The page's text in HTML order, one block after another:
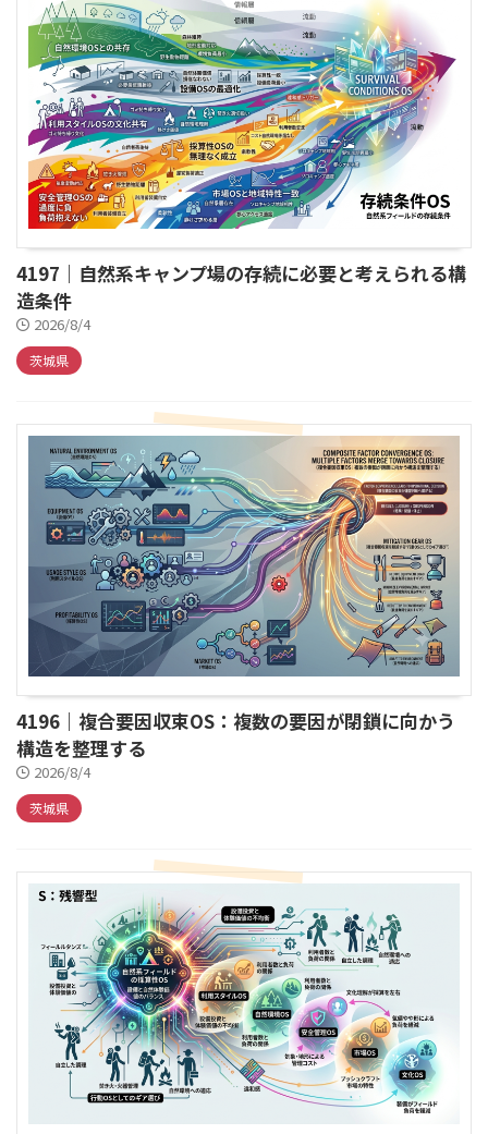
4197｜自然系キャンプ場の存続に必要と考えられる構
造条件
2026/8/4
茨城県
4196｜複合要因収束OS：複数の要因が閉鎖に向かう
構造を整理する
2026/8/4
茨城県